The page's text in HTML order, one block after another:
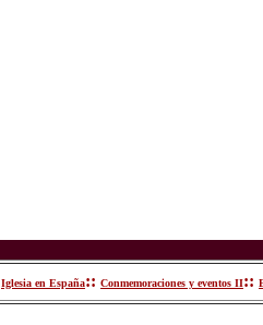
Iglesia en España:: Conmemoraciones y eventos II::